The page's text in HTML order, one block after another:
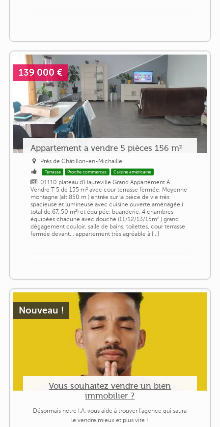
139 000 €
Appartement a vendre 5 pièces 156 m²
Près de Châtillon-en-Michaille
Terrasse Proche commerces Cuisine américaine
01110 plateau d'Hauteville Grand Appartement À
Vendre T 5 de 155 m² avec cour terrasse fermée. Moyenne
montagne (alt 850 m ) entrée sur la pièce de vie très
spacieuse et lumineuse avec cuisine ouverte aménagée (
total de 67.,50 m²) et équipée, buanderie, 4 chambres
équipées chacune avec douche (11/12/13/15m² ) grand
dégagement couloir, salle de bains, toilettes, cour terrasse
fermée devant... appartement très agréable à [...]
Nouveau !
Vous souhaitez vendre un bien
immobilier ?
Désormais notre I.A. vous aide à trouver l'agence qui saura
le vendre mieux et plus vite !